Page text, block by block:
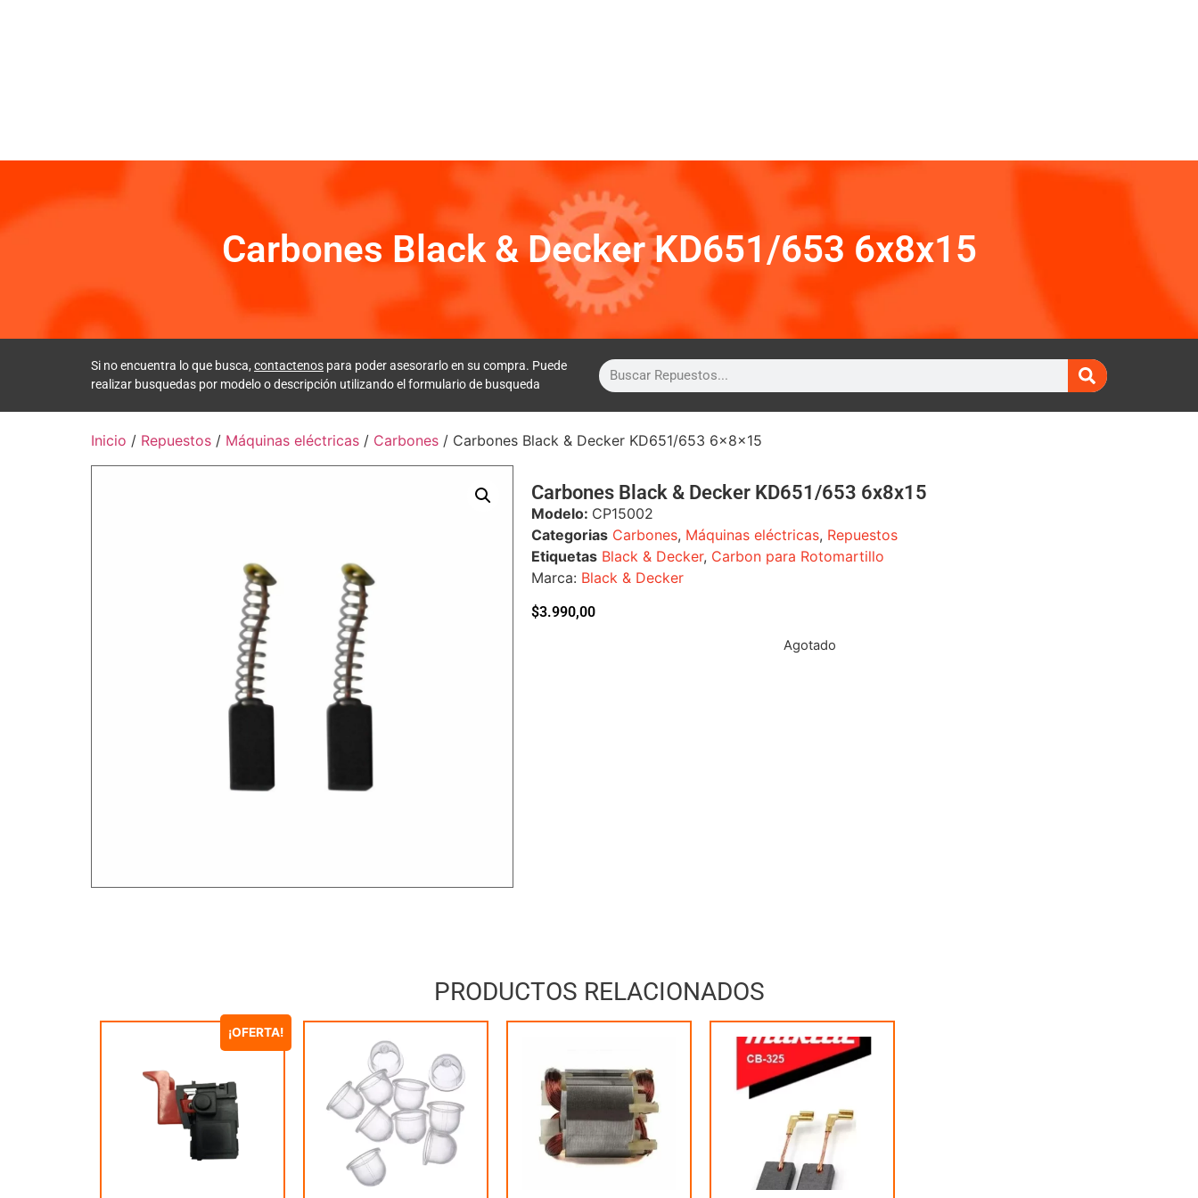
Carbones Black & Decker KD651/653 6x8x15
Si no encuentra lo que busca, contactenos para poder asesorarlo en su compra. Puede
realizar busquedas por modelo o descripción utilizando el formulario de busqueda
Inicio / Repuestos / Máquinas eléctricas / Carbones / Carbones Black & Decker KD651/653 6x8x15
Carbones Black & Decker KD651/653 6x8x15
Modelo: CP15002
Categorias Carbones, Máquinas eléctricas, Repuestos
Etiquetas Black & Decker, Carbon para Rotomartillo
Marca: Black & Decker
$3.990,00
Agotado
PRODUCTOS RELACIONADOS
¡OFERTA!